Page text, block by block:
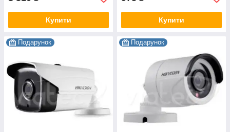
Купити Купити
Подарунок Подарунок